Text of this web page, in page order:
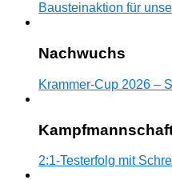
Bausteinaktion für
Nachwuchs
Krammer-Cup 2026 –
2:1-Testerfolg mit